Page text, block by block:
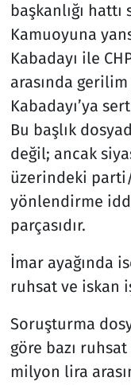
başkanlığı
Kamuoyuna
Kabadayı ile
arasında gerilim
Kabadayı’ya
Bu başlık
değil; ancak
üzerindeki parti/
yönlendirme
parçasıdır.
İmar ayağında
ruhsat ve iskan
Soruşturma
göre bazı
milyon lira